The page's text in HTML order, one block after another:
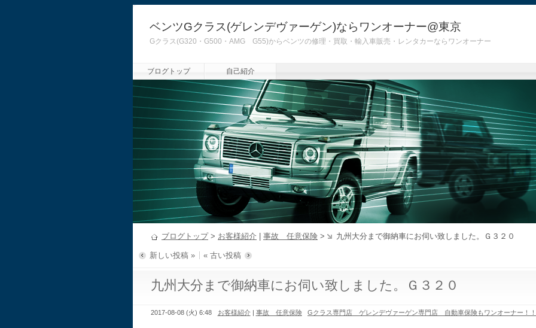
ベンツGクラス(ゲレンデヴァーゲン)ならワンオーナー@東京
Gクラス(G320・G500・AMG G55)からベンツの修理・買取・輸入車販売・レンタカーならワンオーナー
ブログトップ 自己紹介
ブログトップ> お客様紹介 事故 任意保険 > 九州大分まで御納車にお伺い致しました。Ｇ３２０
新しい投稿 » « 古い投稿
九州大分まで御納車にお伺い致しました。Ｇ３２０
2017-08-08 (火) 6:48 お客様紹介| 事故 任意保険 Gクラス専門店 ゲレンデヴァーゲン専門店 自動車保険もワンオーナー！